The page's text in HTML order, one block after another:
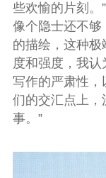
些欢愉的片刻。
像个隐士还不够
的描绘，这种
度和强度，我
写作的严肃性，
们的交汇点上
事。”